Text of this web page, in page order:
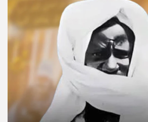
© Copyright 2025, APS